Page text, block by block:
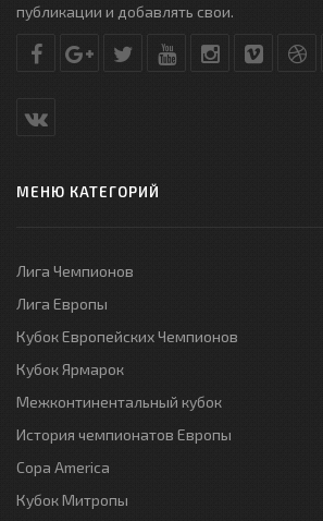
публикации и добавлять свои.
МЕНЮ КАТЕГОРИЙ
Лига Чемпионов
Лига Европы
Кубок Европейских Чемпионов
Кубок Ярмарок
Межконтинентальный кубок
История чемпионатов Европы
Copa America
Кубок Митропы